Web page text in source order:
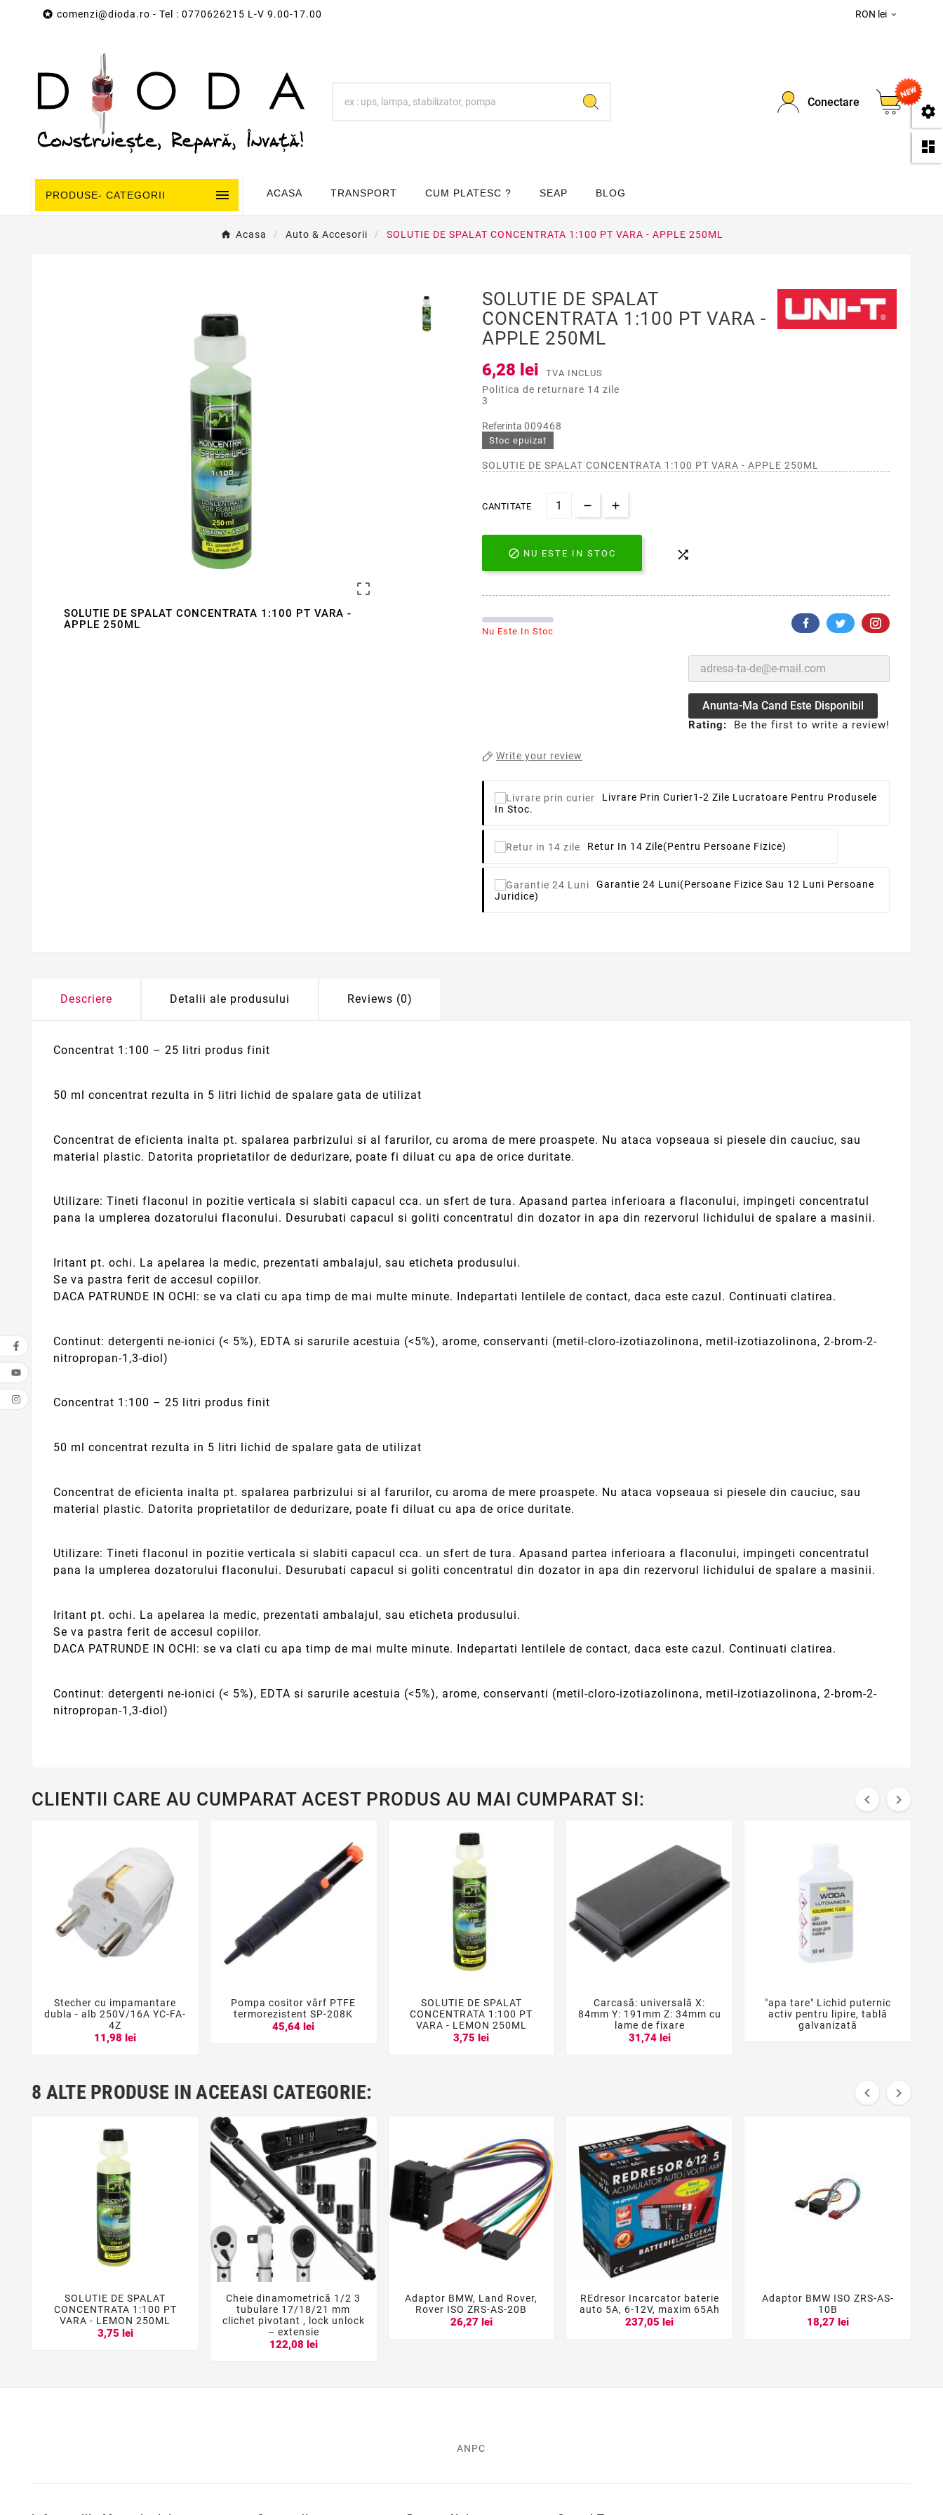
 comenzi@dioda.ro - Tel : 0770626215 L-V 9.00-17.00 RON lei 
Conectare
0
PRODUSE- CATEGORII  ACASA TRANSPORT CUM PLATESC ? SEAP BLOG
Acasa Auto & Accesorii SOLUTIE DE SPALAT CONCENTRATA 1:100 PT VARA - APPLE 250ML

SOLUTIE DE SPALAT CONCENTRATA 1:100 PT VARA -
APPLE 250ML
SOLUTIE DE SPALAT
CONCENTRATA 1:100 PT VARA -
APPLE 250ML
6,28 lei TVA INCLUS
Politica de returnare 14 zile
3
Referinta 009468
Stoc epuizat
SOLUTIE DE SPALAT CONCENTRATA 1:100 PT VARA - APPLE 250ML
CANTITATE
 NU ESTE IN STOC 
Nu Este In Stoc
Anunta-Ma Cand Este Disponibil
Rating: Be the first to write a review!
Write your review
Livrare Prin Curier1-2 Zile Lucratoare Pentru Produsele
In Stoc.
Retur In 14 Zile(pentru Persoane Fizice)
Garantie 24 Luni(persoane Fizice Sau 12 Luni Persoane
Juridice)
Descriere Detalii ale produsului Reviews (0)
Concentrat 1:100 – 25 litri produs finit
50 ml concentrat rezulta in 5 litri lichid de spalare gata de utilizat
Concentrat de eficienta inalta pt. spalarea parbrizului si al farurilor, cu aroma de mere proaspete. Nu ataca vopseaua si piesele din cauciuc, sau
material plastic. Datorita proprietatilor de dedurizare, poate fi diluat cu apa de orice duritate.
Utilizare: Tineti flaconul in pozitie verticala si slabiti capacul cca. un sfert de tura. Apasand partea inferioara a flaconului, impingeti concentratul
pana la umplerea dozatorului flaconului. Desurubati capacul si goliti concentratul din dozator in apa din rezervorul lichidului de spalare a masinii.
Iritant pt. ochi. La apelarea la medic, prezentati ambalajul, sau eticheta produsului.
Se va pastra ferit de accesul copiilor.
DACA PATRUNDE IN OCHI: se va clati cu apa timp de mai multe minute. Indepartati lentilele de contact, daca este cazul. Continuati clatirea.
Continut: detergenti ne-ionici (< 5%), EDTA si sarurile acestuia (<5%), arome, conservanti (metil-cloro-izotiazolinona, metil-izotiazolinona, 2-brom-2-
nitropropan-1,3-diol)
Concentrat 1:100 – 25 litri produs finit
50 ml concentrat rezulta in 5 litri lichid de spalare gata de utilizat
Concentrat de eficienta inalta pt. spalarea parbrizului si al farurilor, cu aroma de mere proaspete. Nu ataca vopseaua si piesele din cauciuc, sau
material plastic. Datorita proprietatilor de dedurizare, poate fi diluat cu apa de orice duritate.
Utilizare: Tineti flaconul in pozitie verticala si slabiti capacul cca. un sfert de tura. Apasand partea inferioara a flaconului, impingeti concentratul
pana la umplerea dozatorului flaconului. Desurubati capacul si goliti concentratul din dozator in apa din rezervorul lichidului de spalare a masinii.
Iritant pt. ochi. La apelarea la medic, prezentati ambalajul, sau eticheta produsului.
Se va pastra ferit de accesul copiilor.
DACA PATRUNDE IN OCHI: se va clati cu apa timp de mai multe minute. Indepartati lentilele de contact, daca este cazul. Continuati clatirea.
Continut: detergenti ne-ionici (< 5%), EDTA si sarurile acestuia (<5%), arome, conservanti (metil-cloro-izotiazolinona, metil-izotiazolinona, 2-brom-2-
nitropropan-1,3-diol)
CLIENTII CARE AU CUMPARAT ACEST PRODUS AU MAI CUMPARAT SI:  
  
Stecher cu impamantare
dubla - alb 250V/16A YC-FA-
4Z
11,98 lei
  
Pompa cositor vârf PTFE
termorezistent SP-208K
45,64 lei
  
SOLUTIE DE SPALAT
CONCENTRATA 1:100 PT
VARA - LEMON 250ML
3,75 lei
  
Carcasă: universală X:
84mm Y: 191mm Z: 34mm cu
lame de fixare
31,74 lei
  
"apa tare" Lichid puternic
activ pentru lipire, tablă
galvanizată
8 ALTE PRODUSE IN ACEEASI CATEGORIE:  
  
SOLUTIE DE SPALAT
CONCENTRATA 1:100 PT
VARA - LEMON 250ML
3,75 lei
  
Cheie dinamometrică 1/2 3
tubulare 17/18/21 mm
clichet pivotant , lock unlock
– extensie
122,08 lei
  
Adaptor BMW, Land Rover,
Rover ISO ZRS-AS-20B
26,27 lei
  
REdresor Incarcator baterie
auto 5A, 6-12V, maxim 65Ah
237,05 lei

Adaptor BMW ISO ZRS-AS-
10B
18,27 lei
ANPC